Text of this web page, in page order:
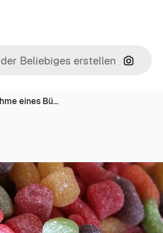
Nach
eines Bü…